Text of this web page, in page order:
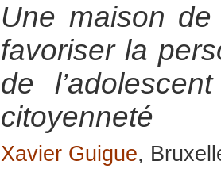
Une maison
favoriser la
de
citoyenneté
Xavier Guigue,